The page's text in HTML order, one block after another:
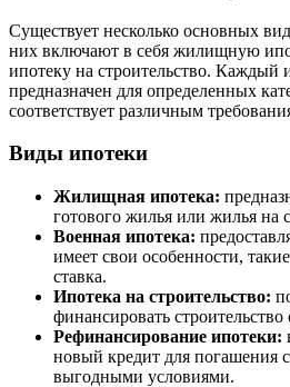
Существует несколько основных
них включают в себя жилищную
ипотеку на строительство. Каждый
предназначен для определенных
соответствует различным
Виды ипотеки
Жилищная ипотека:
готового жилья или жилья на
Военная ипотека:
имеет свои особенности,
ставка.
Ипотека на строительство:
финансировать
Рефинансирование ипотеки:
новый кредит для погашения
выгодными условиями.